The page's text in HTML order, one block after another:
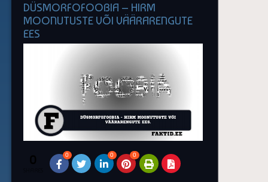
DÜSMORFOFOOBIA – HIRM
MOONUTUSTE VÕI VÄÄRARENGUTE
EES
0 0 0 0